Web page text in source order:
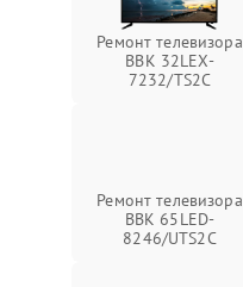
Ремонт телевизора
BBK 32LEX-
7232/TS2C
Ремонт телевизора
BBK 65LED-
8246/UTS2C